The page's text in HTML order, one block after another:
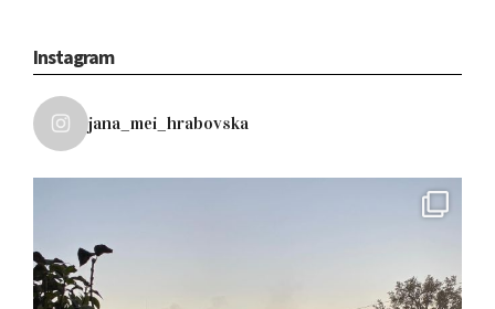
Instagram
jana_mei_hrabovska